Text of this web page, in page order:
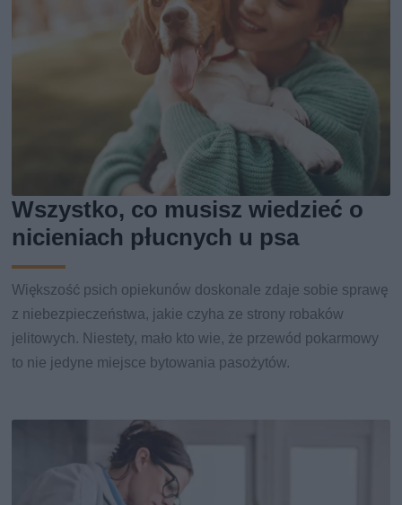
Wszystko, co musisz wiedzieć o
nicieniach płucnych u psa
Większość psich opiekunów doskonale zdaje sobie sprawę
z niebezpieczeństwa, jakie czyha ze strony robaków
jelitowych. Niestety, mało kto wie, że przewód pokarmowy
to nie jedyne miejsce bytowania pasożytów.